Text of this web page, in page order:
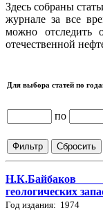
Здесь собраны
журнале за все
можно отследить
отечественной
Для выбора статей по
по
Н.К.Байбаков
геологических
Год издания: 1974